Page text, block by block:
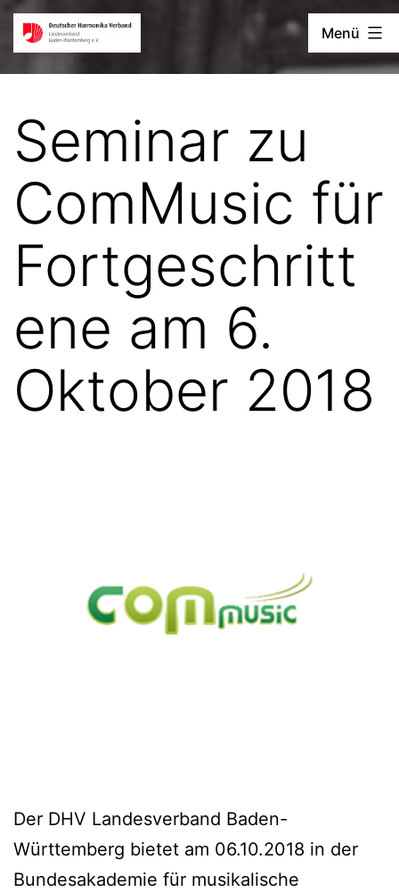
Zum
Inhalt
springen
Deutscher
Menü
Seminar zu
ComMusic für
Fortgeschritt
ene am 6.
Oktober 2018
Der DHV Landesverband Baden-
Württemberg bietet am 06.10.2018 in der
Bundesakademie für musikalische